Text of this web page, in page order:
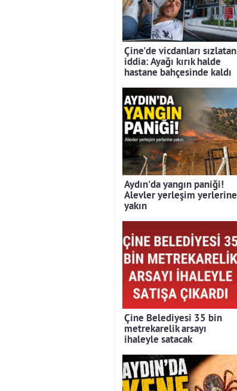
Çine'de vicdanları sızlatan
iddia: Ayağı kırık halde
hastane bahçesinde kaldı
Aydın'da yangın paniği!
Alevler yerleşim yerlerine
yakın
Çine Belediyesi 35 bin
metrekarelik arsayı
ihaleyle satacak